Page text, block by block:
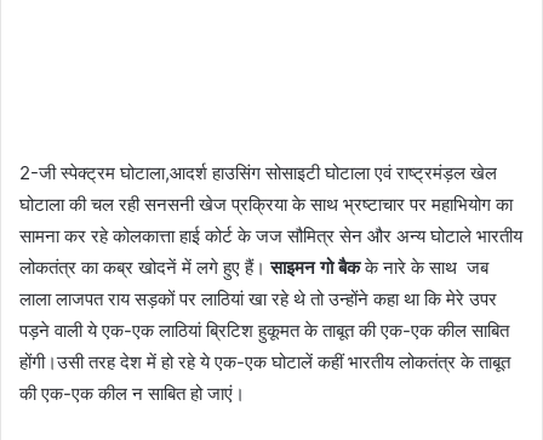
2-जी स्पेक्ट्रम घोटाला,आदर्श हाउसिंग सोसाइटी घोटाला एवं राष्ट्रमंड़ल खेल
घोटाला की चल रही सनसनी खेज प्रक्रिया के साथ भ्रष्टाचार पर महाभियोग का
सामना कर रहे कोलकात्ता हाई कोर्ट के जज सौमित्र सेन और अन्य घोटाले भारतीय
लोकतंत्र का कब्र खोदनें में लगे हुए हैं।साइमन गो बैकके नारे के साथ जब
लाला लाजपत राय सड़कों पर लाठियां खा रहे थे तो उन्होंने कहा था कि मेरे उपर
पड़ने वाली ये एक-एक लाठियां ब्रिटिश हुकूमत के ताबूत की एक-एक कील साबित
होंगी।उसी तरह देश में हो रहे ये एक-एक घोटालें कहीं भारतीय लोकतंत्र के ताबूत
की एक-एक कील न साबित हो जाएं।